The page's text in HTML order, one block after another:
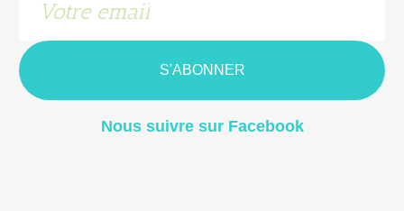
S'ABONNER
Nous suivre sur Facebook